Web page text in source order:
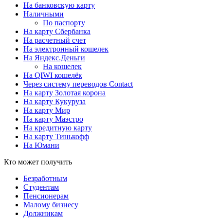
На банковскую карту
Наличными
По паспорту
На карту Сбербанка
На расчетный счет
На электронный кошелек
На Яндекс.Деньги
На кошелек
На QIWI кошелёк
Через систему переводов Contact
На карту Золотая корона
На карту Кукуруза
На карту Мир
На карту Маэстро
На кредитную карту
На карту Тинькофф
На Юмани
Кто может получить
Безработным
Студентам
Пенсионерам
Малому бизнесу
Должникам